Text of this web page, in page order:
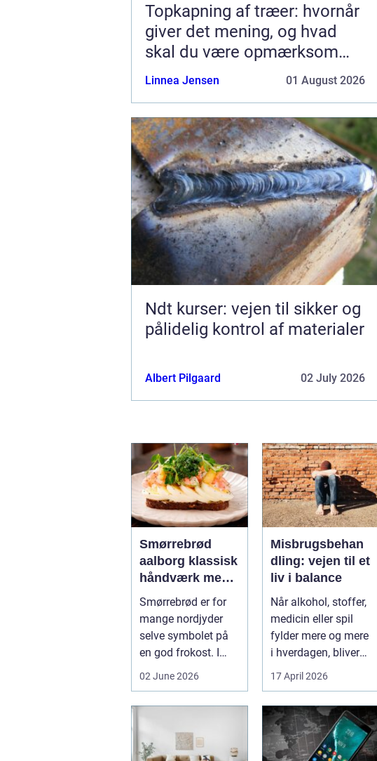
Topkapning af træer: hvornår
giver det mening, og hvad
skal du være opmærksom
på?
Linnea Jensen 01 August 2026
Ndt kurser: vejen til sikker og
pålidelig kontrol af materialer
Albert Pilgaard 02 July 2026
Smørrebrød
aalborg klassisk
håndværk med
moderne twist
Smørrebrød er for
mange nordjyder
selve symbolet på
en god frokost. I
02 June 2026
Misbrugsbehan
dling: vejen til et
liv i balance
Når alkohol, stoffer,
medicin eller spil
fylder mere og mere
i hverdagen, bliver
grænsen...
17 April 2026